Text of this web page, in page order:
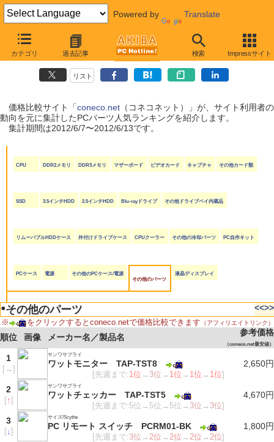
Powered by Translate
カテゴリ 過去記事 検索 Impressサイト
coneco.net人気ランキング（PCパーツ編）
（2012/6/7〜2012/6/13）
リスト
価格比較サイト「coneco.net（コネコネット）」が、サイト利用者の
動向を元に集計したPCパーツ人気ランキングを紹介します。
集計期間は2012/6/7〜2012/6/13です。
CPU DDR2メモリ DDR3メモリ マザーボード ビデオカード キャプチャ その他カード類
SSD 3.5インチHDD 2.5インチHDD Blu-rayドライブ その他ドライブベイ内蔵品
リムーバブルHDDケース 外付けドライブケース CPUクーラー その他の冷却パーツ PC自作キット
PCケース 電源
その他のPCケース/電源
その他のパーツ
液晶ディスプレイ
●その他のパーツ <<>>
※ をクリックするとconeco.netで価格比較できます （アフィリエイトリンク）
順位 画像 メーカー名／製品名 参考価格
（coneco.net最安値）
1
[→ ]
サンワサプライ
ワットモニター TAP-TST8
[先週まで:1位 → 3位 → 1位 → 1位 → 1位]
2,650円
2
[↑]
サンワサプライ
ワットチェッカー TAP-TST5
[先週まで:5位→5位→5位→ 3位 → 3位]
4,670円
3
[↓]
サイズ/Scythe
PC リモート スイッチ PCRM01-BK
[先週まで:3位 →2位 →2位 →2位 →2位]
1,800円